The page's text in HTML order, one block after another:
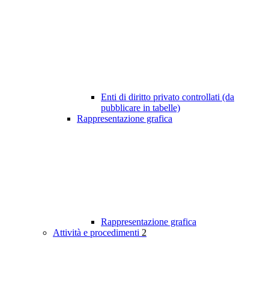
Enti di diritto privato controllati (da
pubblicare in tabelle)
Rappresentazione grafica
Rappresentazione grafica
Attività e procedimenti 2